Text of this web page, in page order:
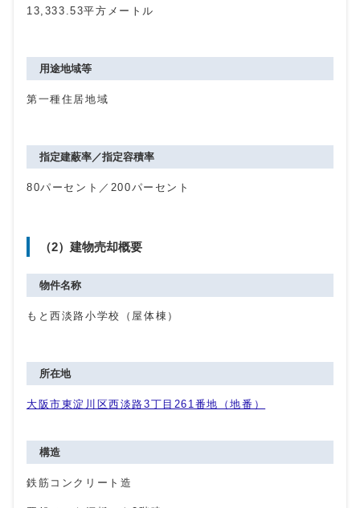
13,333.53平方メートル
用途地域等
第一種住居地域
指定建蔽率／指定容積率
80パーセント／ 200パーセント
（2）建物売却概要
物件名称
もと西淡路小学校（屋体棟）
所在地
大阪市東淀川区西淡路3丁目261番地（地番）
構造
鉄筋コンクリート造